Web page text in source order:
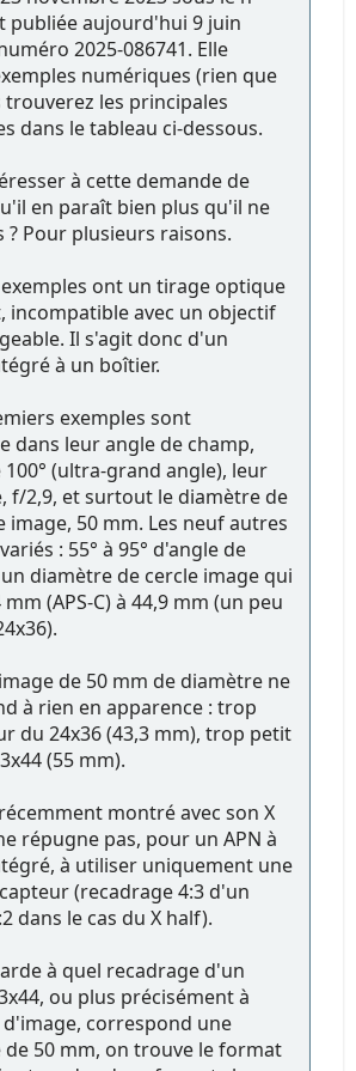
publiée aujourd'hui 9 juin
2025-086741. Elle
numériques (rien que
trouverez les principales
dans le tableau ci-dessous.
à cette demande de
en paraît bien plus qu'il ne
Pour plusieurs raisons.
exemples ont un tirage optique
incompatible avec un objectif
Il s'agit donc d'un
à un boîtier.
exemples sont
dans leur angle de champ,
(ultra-grand angle), leur
f/2,9, et surtout le diamètre de
image, 50 mm. Les neuf autres
: 55° à 95° d'angle de
diamètre de cercle image qui
mm (APS-C) à 44,9 mm (un peu
de 50 mm de diamètre ne
à rien en apparence : trop
du 24x36 (43,3 mm), trop petit
(55 mm).
montré avec son X
répugne pas, pour un APN à
à utiliser uniquement une
(recadrage 4:3 d'un
dans le cas du X half).
à quel recadrage d'un
ou plus précisément à
correspond une
de 50 mm, on trouve le format